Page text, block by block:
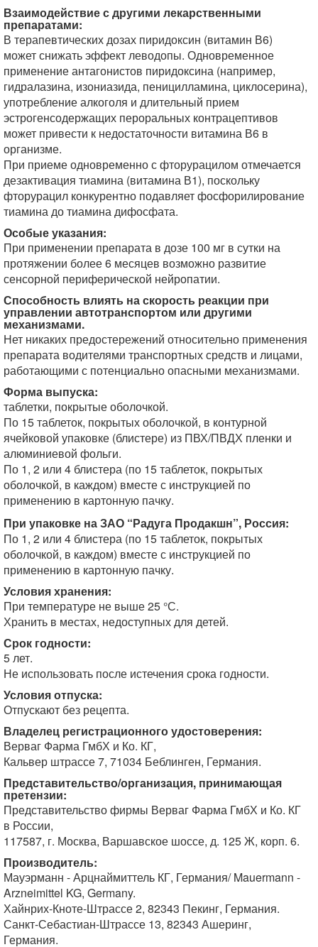
Взаимодействие с другими лекарственными
препаратами:
В терапевтических дозах пиридоксин (витамин В6)
может снижать эффект леводопы. Одновременное
применение антагонистов пиридоксина (например,
гидралазина, изониазида, пеницилламина, циклосерина),
употребление алкоголя и длительный прием
эстрогенсодержащих пероральных контрацептивов
может привести к недостаточности витамина В6 в
организме.
При приеме одновременно с фторурацилом отмечается
дезактивация тиамина (витамина В1), поскольку
фторурацил конкурентно подавляет фосфорилирование
тиамина до тиамина дифосфата.
Особые указания:
При применении препарата в дозе 100 мг в сутки на
протяжении более 6 месяцев возможно развитие
сенсорной периферической нейропатии.
Способность влиять на скорость реакции при
управлении автотранспортом или другими
механизмами.
Нет никаких предостережений относительно применения
препарата водителями транспортных средств и лицами,
работающими с потенциально опасными механизмами.
Форма выпуска:
таблетки, покрытые оболочкой.
По 15 таблеток, покрытых оболочкой, в контурной
ячейковой упаковке (блистере) из ПВХ/ПВДХ пленки и
алюминиевой фольги.
По 1, 2 или 4 блистера (по 15 таблеток, покрытых
оболочкой, в каждом) вместе с инструкцией по
применению в картонную пачку.
При упаковке на ЗАО “Радуга Продакшн”, Россия:
По 1, 2 или 4 блистера (по 15 таблеток, покрытых
оболочкой, в каждом) вместе с инструкцией по
применению в картонную пачку.
Условия хранения:
При температуре не выше 25 °С.
Хранить в местах, недоступных для детей.
Срок годности:
5 лет.
Не использовать после истечения срока годности.
Условия отпуска:
Отпускают без рецепта.
Владелец регистрационного удостоверения:
Верваг Фарма ГмбХ и Ко. КГ,
Кальвер штрассе 7, 71034 Беблинген, Германия.
Представительство/организация, принимающая
претензии:
Представительство фирмы Верваг Фарма ГмбХ и Ко. КГ
в России,
117587, г. Москва, Варшавское шоссе, д. 125 Ж, корп. 6.
Производитель:
Мауэрманн - Арцнаймиттель КГ, Германия/ Mauermann -
Arzneimittel KG, Germany.
Хайнрих-Кноте-Штрассе 2, 82343 Пекинг, Германия.
Санкт-Себастиан-Штрассе 13, 82343 Ашеринг,
Германия.